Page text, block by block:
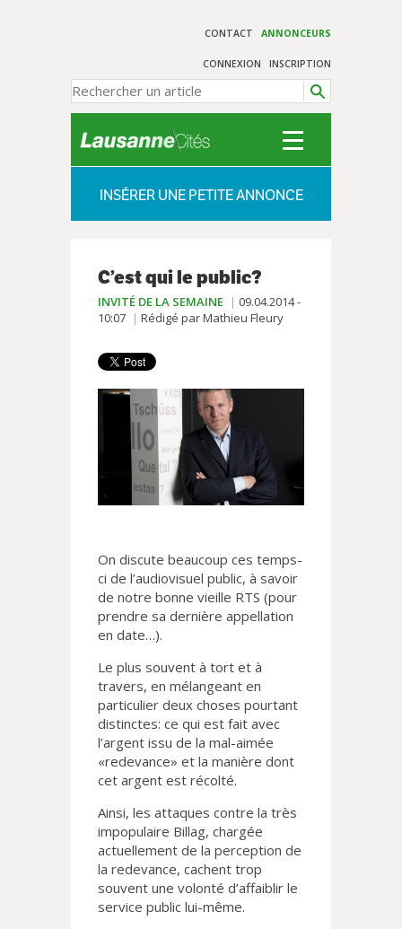
CONTACT ANNONCEURS
CONNEXION INSCRIPTION
INSÉRER UNE PETITE ANNONCE
C’est qui le public?
INVITÉ DE LA SEMAINE
09.04.2014 -
10:07
Rédigé par Mathieu Fleury
On discute beaucoup ces temps-
ci de l’audiovisuel public, à savoir
de notre bonne vieille RTS (pour
prendre sa dernière appellation
en date…).
Le plus souvent à tort et à
travers, en mélangeant en
particulier deux choses pourtant
distinctes: ce qui est fait avec
l’argent issu de la mal-aimée
«redevance» et la manière dont
cet argent est récolté.
Ainsi, les attaques contre la très
impopulaire Billag, chargée
actuellement de la perception de
la redevance, cachent trop
souvent une volonté d’affaiblir le
service public lui-même.